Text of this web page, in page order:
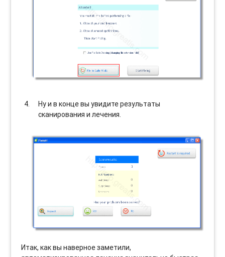
Ну и в конце вы увидите результаты
сканирования и лечения.
Итак, как вы наверное заметили,